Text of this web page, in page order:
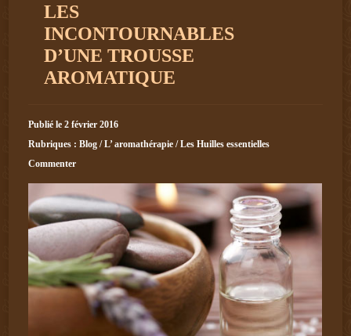
LES
INCONTOURNABLES
D’UNE TROUSSE
AROMATIQUE
Publié le 2 février 2016
Rubriques :Blog /L’ aromathérapie /Les Huilles essentielles
Commenter